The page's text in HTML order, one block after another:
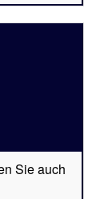
Sie auch